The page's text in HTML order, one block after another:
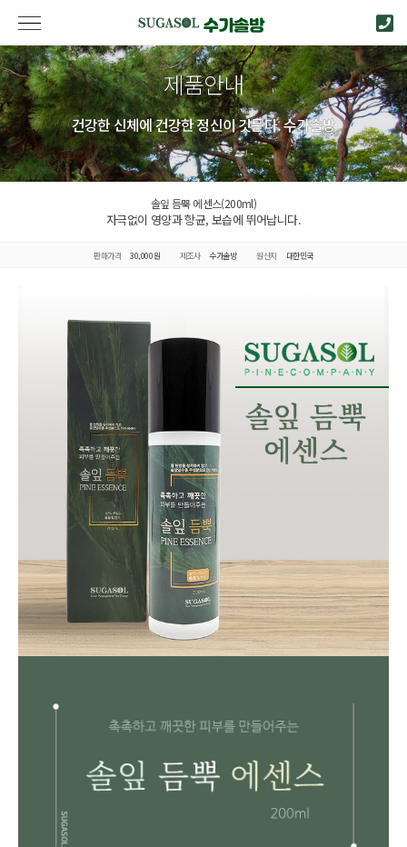
제품안내
건강한 신체에 건강한 정신이 깃든다. 수가솔방
솔잎 듬뿍 에센스(200ml)
자극없이 영양과 항균, 보습에 뛰어납니다.
판매가격 30,000원 제조사 수가솔방 원산지 대한민국